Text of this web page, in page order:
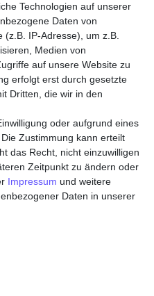
Technologien auf unserer
Daten von
IP-Adresse), um z.B.
Medien von
auf unsere Website zu
erfolgt erst durch gesetzte
Dritten, die wir in den
oder aufgrund eines
Zustimmung kann erteilt
das Recht, nicht einzuwilligen
Zeitpunkt zu ändern oder
Impressum und weitere
Daten in unserer